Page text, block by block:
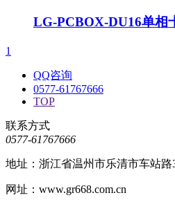
LG-PCBOX-DU16单相
1
QQ咨询
0577-61767666
TOP
联系方式
0577-61767666
地址：浙江省温州市乐清市车站路
网址：www.gr668.com.cn